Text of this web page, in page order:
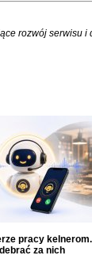
rozwój serwisu i
pracy kelnerom.
za nich